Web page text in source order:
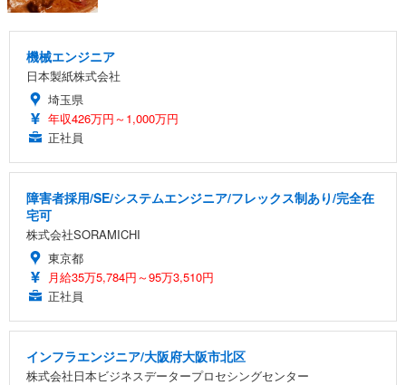
機械エンジニア
日本製紙株式会社
埼玉県
年収426万円～1,000万円
正社員
障害者採用/SE/システムエンジニア/フレックス制あり/完全在
宅可
株式会社SORAMICHI
東京都
月給35万5,784円～95万3,510円
正社員
インフラエンジニア/大阪府大阪市北区
株式会社日本ビジネスデータープロセシングセンター